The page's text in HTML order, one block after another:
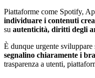
Piattaforme come Spotify,
individuare i contenuti
su autenticità, diritti degli
È dunque urgente sviluppare
segnalino chiaramente i
trasparenza a utenti,